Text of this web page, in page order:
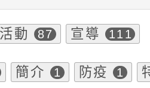
活動 87 宣導 111
簡介 1 防疫 1